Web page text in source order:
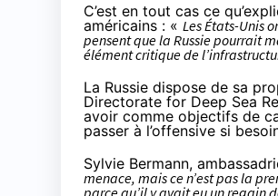
C’est en tout cas ce qu’
américains : « Les États-Unis
pensent que la Russie pourrait
élément critique de
La Russie dispose de sa
Directorate for Deep Sea
avoir comme objectifs de
passer à l’offensive si
Sylvie Bermann,
menace, mais ce n’est pas la
parce qu’il y avait eu un regain